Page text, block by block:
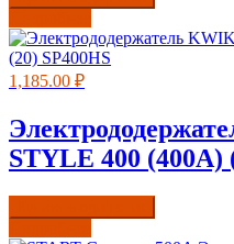
1,185.00 ₽
STYLE 400 (400А)